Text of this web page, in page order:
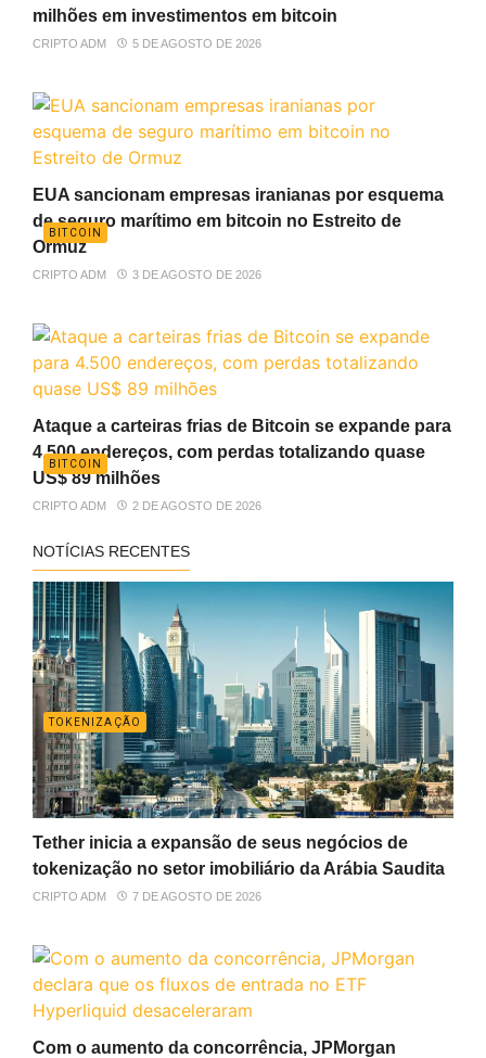
milhões em investimentos em bitcoin
CRIPTO ADM 5 DE AGOSTO DE 2026
BITCOIN
EUA sancionam empresas iranianas por esquema
de seguro marítimo em bitcoin no Estreito de
Ormuz
CRIPTO ADM 3 DE AGOSTO DE 2026
BITCOIN
Ataque a carteiras frias de Bitcoin se expande para
4.500 endereços, com perdas totalizando quase
US$ 89 milhões
CRIPTO ADM 2 DE AGOSTO DE 2026
NOTÍCIAS RECENTES
TOKENIZAÇÃO
Tether inicia a expansão de seus negócios de
tokenização no setor imobiliário da Arábia Saudita
CRIPTO ADM 7 DE AGOSTO DE 2026
Com o aumento da concorrência, JPMorgan